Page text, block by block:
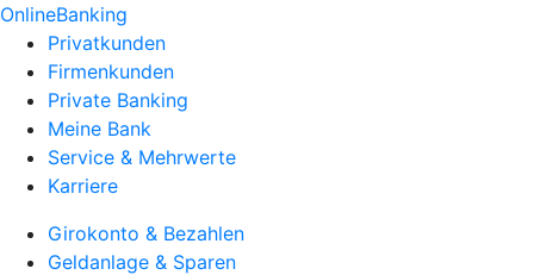
OnlineBanking
Privatkunden
Firmenkunden
Private Banking
Meine Bank
Service & Mehrwerte
Karriere
Girokonto & Bezahlen
Geldanlage & Sparen